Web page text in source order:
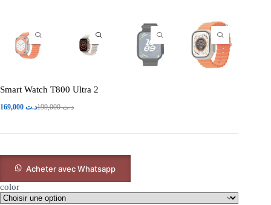
Smart Watch T800 Ultra 2
د.ت199,000 د.ت
Acheter avec Whatsapp
color